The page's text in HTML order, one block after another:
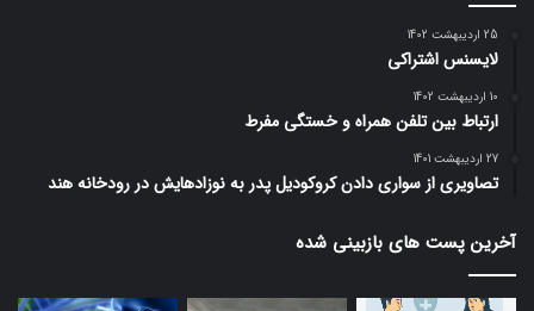
25 اردیبهشت 1402
لایسنس اشتراکی
10 اردیبهشت 1402
ارتباط بین تلفن همراه و خستگی مفرط
27 اردیبهشت 1401
تصاویری از سواری دادن کروکودیل پدر به نوزادهایش در رودخانه هند
آخرین پست های بازبینی شده